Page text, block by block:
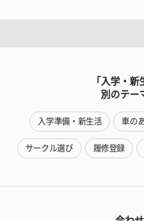
「入学・
別のテー
入学準備・新生活 車の
サークル選び 履修登録